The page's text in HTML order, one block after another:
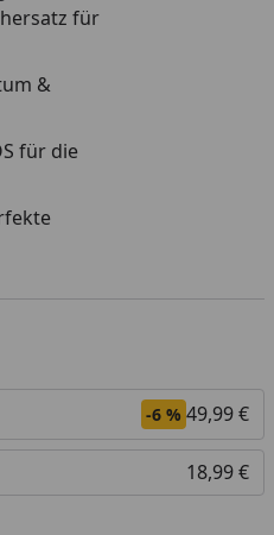
für
&
für die
-6 % 49,99 €
18,99 €